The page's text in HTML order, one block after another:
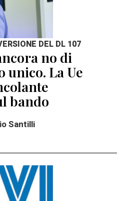
DEL DL 107
no di
unico. La Ue
bando
Santilli